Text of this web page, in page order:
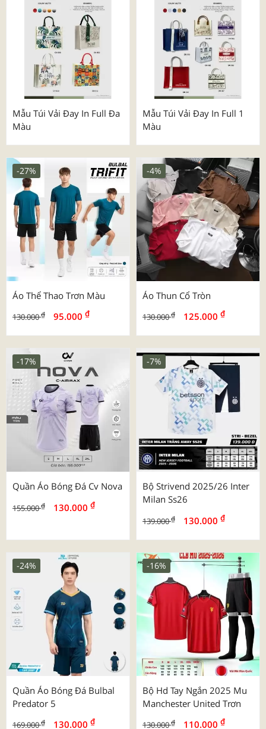
Mẫu Túi Vải Đay In Full Đa
Màu
Mẫu Túi Vải Đay In Full 1
Màu
Áo Thể Thao Trơn Màu
130.000₫ 95.000 ₫
-27%
Áo Thun Cổ Tròn
130.000₫ 125.000 ₫
-4%
Quần Áo Bóng Đá Cv Nova
155.000₫ 130.000 ₫
-17%
Bộ Strivend 2025/26 Inter
Milan Ss26
139.000₫ 130.000 ₫
-7%
Quần Áo Bóng Đá Bulbal
Predator 5
169.000₫ 130.000 ₫
-24%
Bộ Hd Tay Ngắn 2025 Mu
Manchester United Trơn
130.000₫ 110.000 ₫
-16%